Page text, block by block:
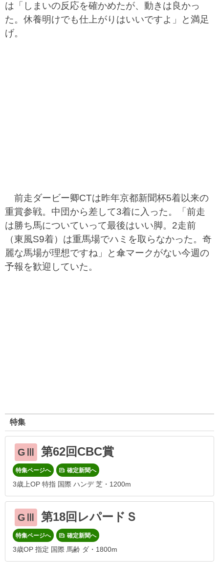
は「しまいの反応を確かめたが、動きは良かっ
た。休養明けでも仕上がりはいいですよ」と満足
げ。
前走ダービー卿CTは昨年京都新聞杯5着以来の
重賞参戦。中団から差して3着に入った。「前走
は勝ち馬についていって最後はいい脚。2走前
（東風S9着）は重馬場でハミを取らなかった。奇
麗な馬場が理想ですね」と傘マークがない今週の
予報を歓迎していた。
特集
GⅢ 第62回CBC賞
特集ページへ 確定新聞へ
3歳上OP 特指 国際 ハンデ 芝・1200m
GⅢ 第18回レパードＳ
特集ページへ 確定新聞へ
3歳OP 指定 国際 馬齢 ダ・1800m